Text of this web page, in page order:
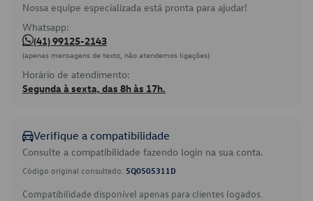
Nossa equipe especializada está pronta para ajudar!
Whatsapp:
(41) 99125-2143
(apenas mensagens de texto, não atendemos ligações)
Horário de atendimento:
Segunda à sexta, das 8h às 17h.
Verifique a compatibilidade
Consulte a compatibilidade fazendo login na sua conta.
Código original consultado: 5Q0505311D
Compatibilidade disponível apenas para clientes logados.